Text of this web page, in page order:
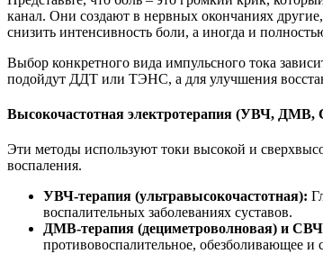
канал. Они создают в нервных окончаниях
снизить интенсивность боли, а иногда и
Выбор конкретного вида импульсного тока
подойдут ДДТ или ТЭНС, а для улучшения
Высокочастотная электротерапия (УВЧ, ДМВ,
Эти методы используют токи высокой и
воспаления.
УВЧ-терапия (ультравысокочастотная):
воспалительных заболеваниях суставов.
ДМВ-терапия (дециметроволновая) и
противовоспалительное, обезболивающее и